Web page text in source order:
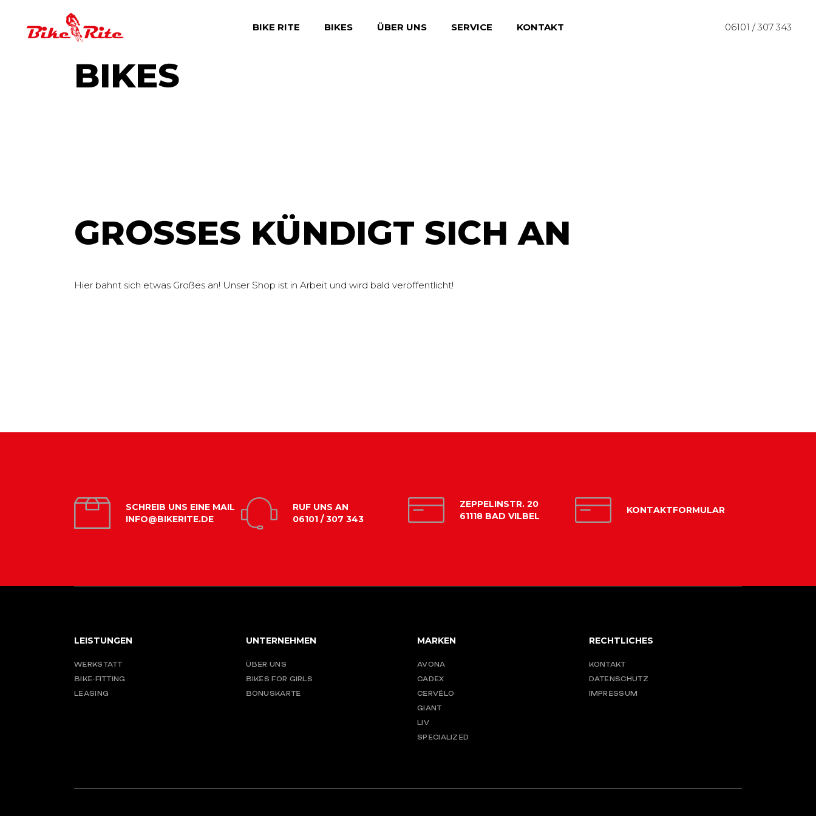
content BIKE RITE BIKES ÜBER UNS SERVICE KONTAKT 06101 / 307 343
BIKES
GROSSES KÜNDIGT SICH AN
Hier bahnt sich etwas Großes an! Unser Shop ist in Arbeit und wird bald veröffentlicht!
SCHREIB UNS EINE MAIL
INFO@BIKERITE.DE
RUF UNS AN
06101 / 307 343
ZEPPELINSTR. 20
61118 BAD VILBEL
KONTAKTFORMULAR
LEISTUNGEN
WERKSTATT
BIKE-FITTING
LEASING
UNTERNEHMEN
ÜBER UNS
BIKES FOR GIRLS
BONUSKARTE
MARKEN
AVONA
CADEX
CERVÉLO
GIANT
LIV
SPECIALIZED
RECHTLICHES
KONTAKT
DATENSCHUTZ
IMPRESSUM